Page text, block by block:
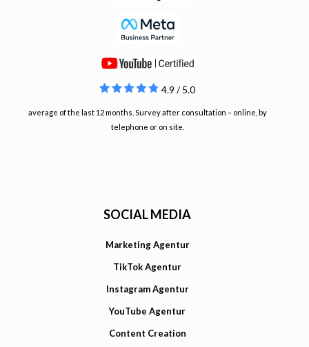
4.9 / 5.0
average of the last 12 months. Survey after consultation – online, by
telephone or on site.
SOCIAL MEDIA
Marketing Agentur
TikTok Agentur
Instagram Agentur
YouTube Agentur
Content Creation